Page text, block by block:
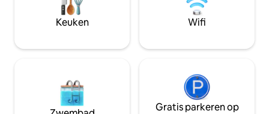
Branch Basics schoonmaken en gratis en
doorzichtige wasproducten • Gezellige
biologische bamboe lakens van de aarde
inbegrepen. Boek
verblijf in
Keuken Wifi
Gratis parkeren op